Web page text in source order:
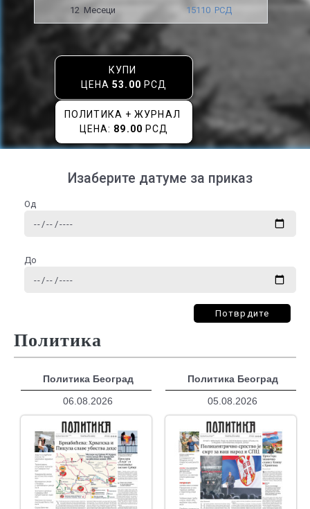
12 Месеци 15110 РСД
КУПИ
ЦЕНА53.00 РСД
ПОЛИТИКА + ЖУРНАЛ
ЦЕНА: 89.00 РСД
Изаберите датуме за приказ
Од
До
Потврдите
Политика
Политика Београд
06.08.2026
Политика Београд
05.08.2026